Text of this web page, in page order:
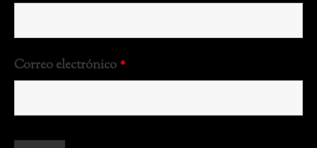
Correo electrónico*